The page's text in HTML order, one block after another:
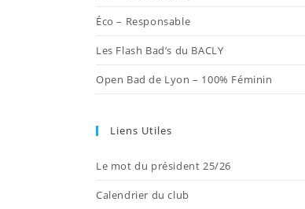
Éco – Responsable
Les Flash Bad’s du BACLY
Open Bad de Lyon – 100% Féminin
Liens Utiles
Le mot du président 25/26
Calendrier du club